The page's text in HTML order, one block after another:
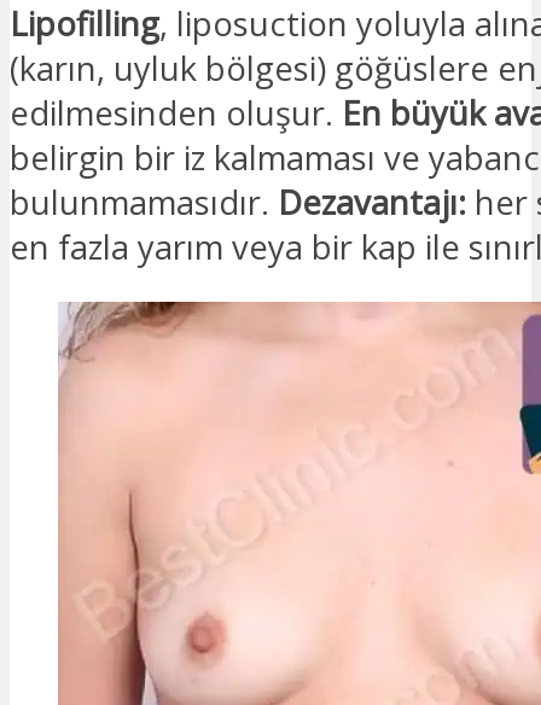
Lipofilling, liposuction yoluyla
(karın, uyluk bölgesi) göğüslere
edilmesinden oluşur. En büyük
belirgin bir iz kalmaması ve
bulunmamasıdır. Dezavantajı: her
en fazla yarım veya bir kap ile